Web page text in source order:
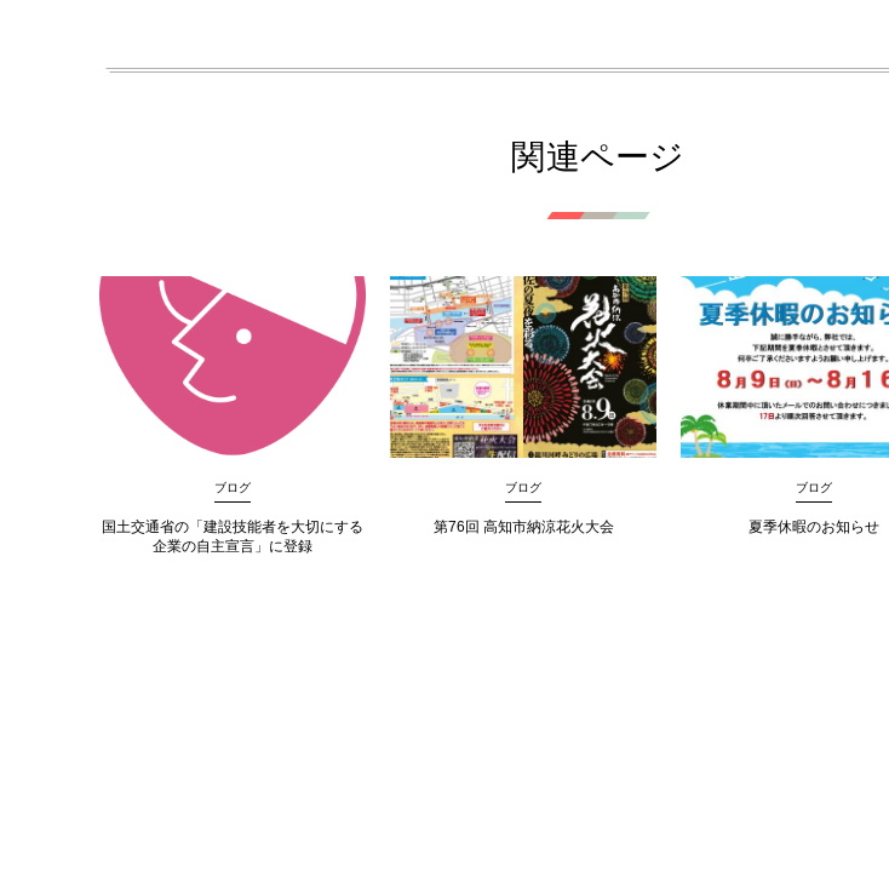
関連ページ
ブログ
国土交通省の「建設技能者を大切にする
企業の自主宣言」に登録
ブログ
第76回 高知市納涼花火大会
ブログ
夏季休暇のお知らせ